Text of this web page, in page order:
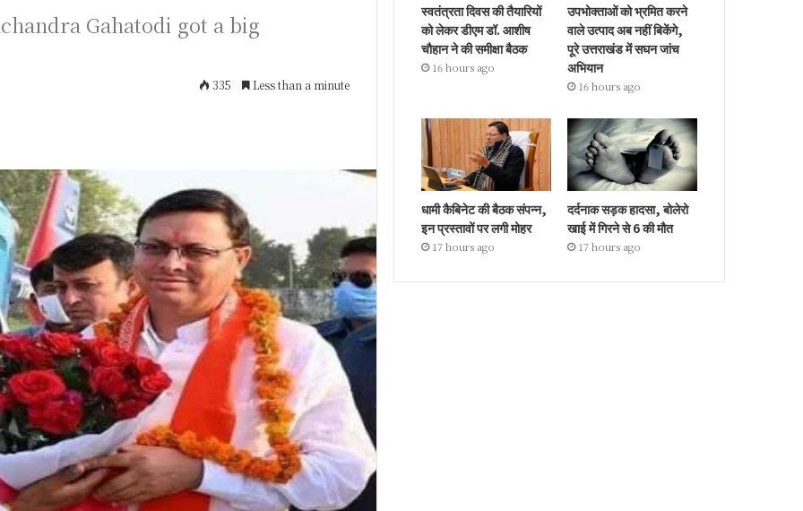
Gahatodi got a big
335 Less than a minute
स्वतंत्रता दिवस की तैयारियों
को लेकर डीएम डॉ. आशीष
चौहान ने की समीक्षा बैठक
16 hours ago
उपभोक्ताओं को भ्रमित करने
वाले उत्पाद अब नहीं बिकेंगे,
पूरे उत्तराखंड में सघन जांच
अभियान
16 hours ago
धामी कैबिनेट की बैठक संपन्न,
इन प्रस्तावों पर लगी मोहर
17 hours ago
दर्दनाक सड़क हादसा, बोलेरो
खाई में गिरने से 6 की मौत
17 hours ago